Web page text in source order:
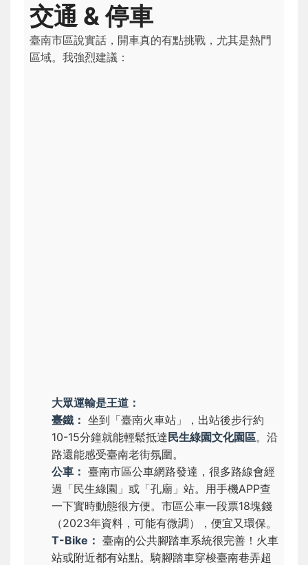
交通 & 停車
臺南市區說實話，開車真的有點挑戰，尤其是熱門
區域。我強烈建議：
大眾運輸是王道：
臺鐵： 坐到「臺南火車站」，出站後步行約
10-15分鐘就能輕鬆抵達民生綠園文化園區。沿
路還能感受臺南老街氛圍。
公車： 臺南市區公車網路發達，很多路線會經
過「民生綠園」或「孔廟」站。用手機APP查
一下實時動態很方便。市區公車一段票18塊錢
（2023年資料，可能有微調），便宜又環保。
T-Bike： 臺南的公共腳踏車系統很完善！火車
站或附近都有站點。騎腳踏車穿梭臺南巷弄超